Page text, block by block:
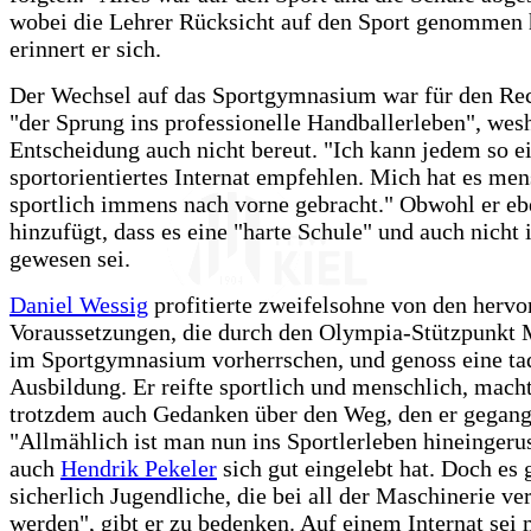
wobei die Lehrer Rücksicht auf den Sport genommen
erinnert er sich.
Der Wechsel auf das Sportgymnasium war für den
"der Sprung ins professionelle Handballerleben",
Entscheidung auch nicht bereut. "Ich kann jedem so
sportorientiertes Internat empfehlen. Mich hat es
sportlich immens nach vorne gebracht." Obwohl er
hinzufügt, dass es eine "harte Schule" und auch
gewesen sei.
Daniel Wessig profitierte zweifelsohne von den
Voraussetzungen, die durch den Olympia-Stützpunkt
im Sportgymnasium vorherrschen, und genoss eine
Ausbildung. Er reifte sportlich und menschlich,
trotzdem auch Gedanken über den Weg, den er
"Allmählich ist man nun ins Sportlerleben
auch Hendrik Pekeler sich gut eingelebt hat. Doch es
sicherlich Jugendliche, die bei all der Maschinerie
werden", gibt er zu bedenken. Auf einem Internat sei